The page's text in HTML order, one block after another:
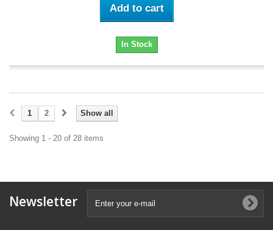
Add to cart
In Stock
Show all
1 2
Showing 1 - 20 of 28 items
Newsletter